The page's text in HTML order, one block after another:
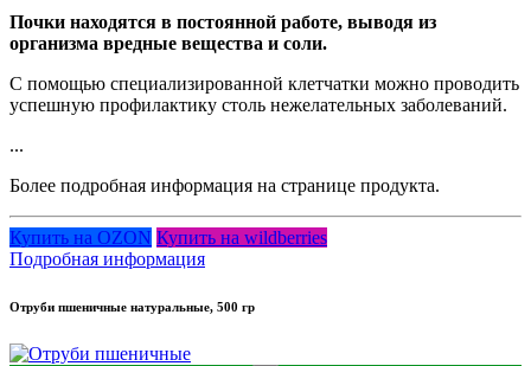
Почки находятся в постоянной работе, выводя из
организма вредные вещества и соли.
С помощью специализированной клетчатки можно проводить
успешную профилактику столь нежелательных заболеваний.
...
Более подробная информация на странице продукта.
Купить на OZON Купить на wildberries
Подробная информация
Отруби пшеничные натуральные, 500 гр